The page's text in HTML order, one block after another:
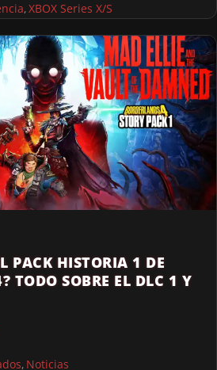
,XBOX Series X/S
PACK HISTORIA 1 DE
TODO SOBRE EL DLC 1 Y
, Noticias